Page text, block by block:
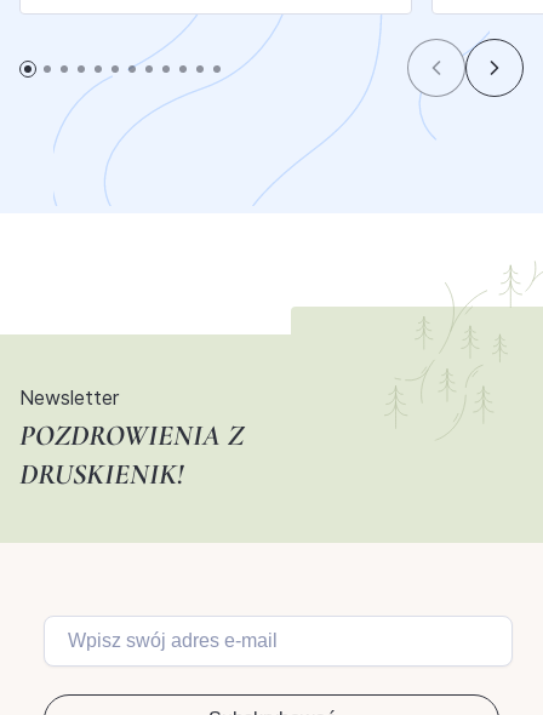
Newsletter
POZDROWIENIA Z
DRUSKIENIK!